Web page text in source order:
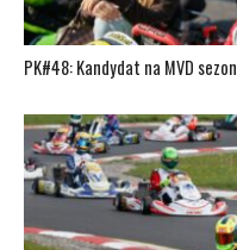
PK#48: Kandydat na MVD